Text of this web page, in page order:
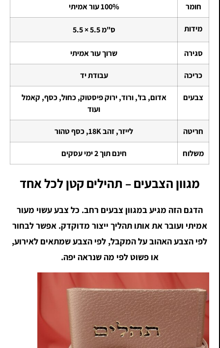
חומר 100% עור אמיתי
מידות 5.5 × 5.5 ס"מ
סגירה שרוך עור אמיתי
כריכה עבודת יד
צבעים
אדום, בז', ורוד, ירוק פיסטוק, כחול, כסף, קאמל
ועוד
חריטה לייזר, זהב 18K, כסף טהור
משלוח חינם תוך 2 ימי עסקים
מגוון הצבעים – תהילים קטן לכל אחד
הדגם הזה מגיע במגוון צבעים רחב. כל צבע עשוי מעור
אמיתי ועובר את אותו תהליך ייצור מדוקדק. אפשר לבחור
לפי הצבע האהוב על המקבל, לפי הצבע שמתאים לאירוע,
או פשוט לפי מה שנראה יפה.